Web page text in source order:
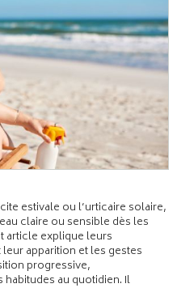
estivale ou l’urticaire solaire,
claire ou sensible dès les
article explique leurs
apparition et les gestes
progressive,
au quotidien. Il